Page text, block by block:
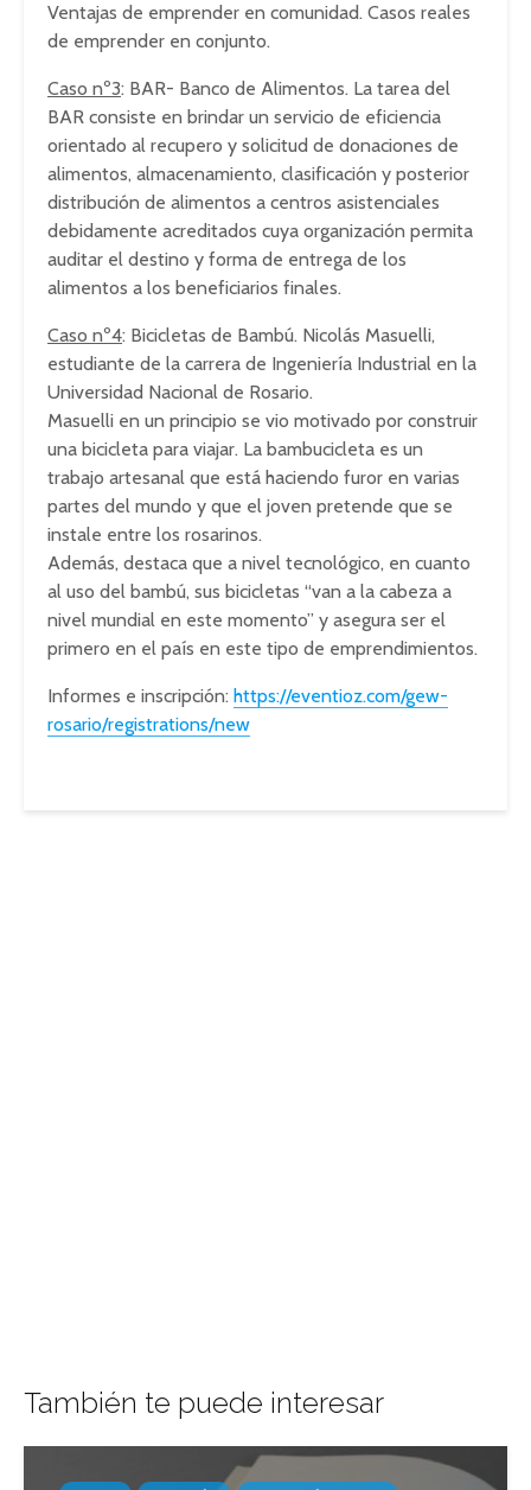
Ventajas de emprender en comunidad. Casos reales
de emprender en conjunto.
Caso nº3: BAR- Banco de Alimentos. La tarea del
BAR consiste en brindar un servicio de eficiencia
orientado al recupero y solicitud de donaciones de
alimentos, almacenamiento, clasificación y posterior
distribución de alimentos a centros asistenciales
debidamente acreditados cuya organización permita
auditar el destino y forma de entrega de los
alimentos a los beneficiarios finales.
Caso nº4: Bicicletas de Bambú. Nicolás Masuelli,
estudiante de la carrera de Ingeniería Industrial en la
Universidad Nacional de Rosario.
Masuelli en un principio se vio motivado por construir
una bicicleta para viajar. La bambucicleta es un
trabajo artesanal que está haciendo furor en varias
partes del mundo y que el joven pretende que se
instale entre los rosarinos.
Además, destaca que a nivel tecnológico, en cuanto
al uso del bambú, sus bicicletas “van a la cabeza a
nivel mundial en este momento” y asegura ser el
primero en el país en este tipo de emprendimientos.
Informes e inscripción: https://eventioz.com/gew-
rosario/registrations/new
También te puede interesar